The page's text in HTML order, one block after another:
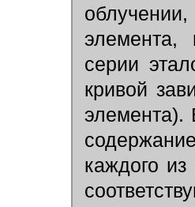
элемента,
серии
кривой
элемента).
каждого из